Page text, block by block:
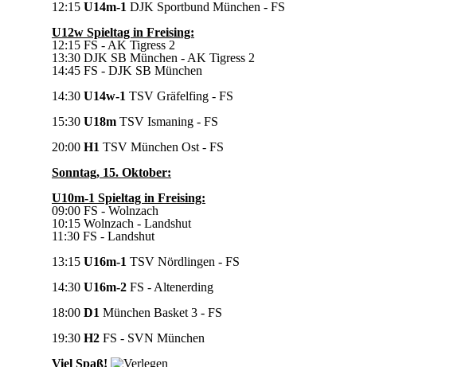
12:15 U14m-1 DJK Sportbund München - FS
U12w Spieltag in Freising:
12:15 FS - AK Tigress 2
13:30 DJK SB München - AK Tigress 2
14:45 FS - DJK SB München
14:30 U14w-1 TSV Gräfelfing - FS
15:30 U18m TSV Ismaning - FS
20:00 H1 TSV München Ost - FS
Sonntag, 15. Oktober:
U10m-1 Spieltag in Freising:
09:00 FS - Wolnzach
10:15 Wolnzach - Landshut
11:30 FS - Landshut
13:15 U16m-1 TSV Nördlingen - FS
14:30 U16m-2 FS - Altenerding
18:00 D1 München Basket 3 - FS
19:30 H2 FS - SVN München
Viel Spaß!